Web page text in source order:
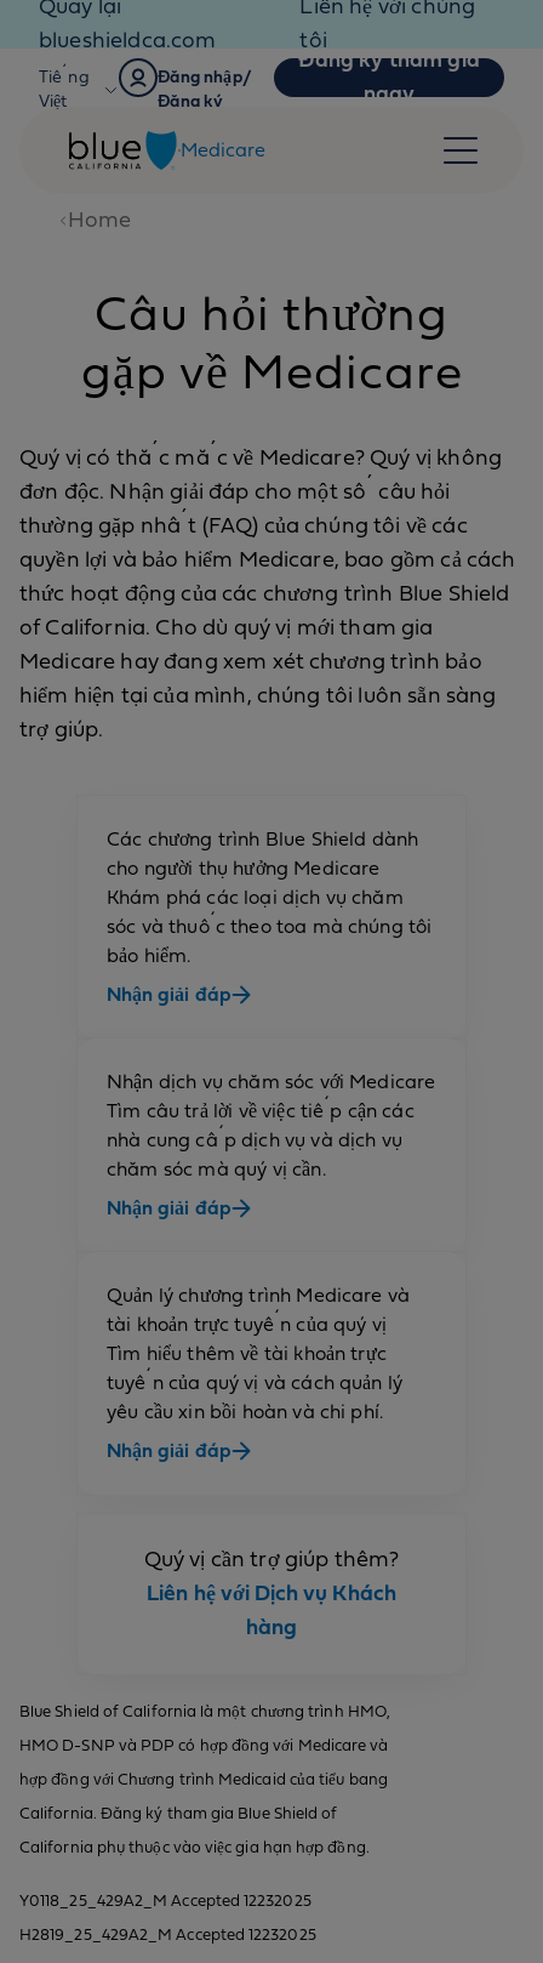
Skip to content
Quay lại
blueshieldca.com
Liên hệ với chúng
tôi
Tiếng
Việt
Đăng nhập/
Đăng ký
Đăng ký tham gia
ngay
Medicare
Home
Câu hỏi thường
gặp về Medicare
Quý vị có thắc mắc về Medicare? Quý vị không
đơn độc. Nhận giải đáp cho một số câu hỏi
thường gặp nhất (FAQ) của chúng tôi về các
quyền lợi và bảo hiểm Medicare, bao gồm cả cách
thức hoạt động của các chương trình Blue Shield
of California. Cho dù quý vị mới tham gia
Medicare hay đang xem xét chương trình bảo
hiểm hiện tại của mình, chúng tôi luôn sẵn sàng
trợ giúp.
Các chương trình Blue Shield dành
cho người thụ hưởng Medicare
Khám phá các loại dịch vụ chăm
sóc và thuốc theo toa mà chúng tôi
bảo hiểm.
Nhận giải đáp
Nhận dịch vụ chăm sóc với Medicare
Tìm câu trả lời về việc tiếp cận các
nhà cung cấp dịch vụ và dịch vụ
chăm sóc mà quý vị cần.
Nhận giải đáp
Quản lý chương trình Medicare và
tài khoản trực tuyến của quý vị
Tìm hiểu thêm về tài khoản trực
tuyến của quý vị và cách quản lý
yêu cầu xin bồi hoàn và chi phí.
Nhận giải đáp
Quý vị cần trợ giúp thêm?
Liên hệ với Dịch vụ Khách
hàng
Blue Shield of California là một chương trình HMO,
HMO D-SNP và PDP có hợp đồng với Medicare và
hợp đồng với Chương trình Medicaid của tiểu bang
California. Đăng ký tham gia Blue Shield of
California phụ thuộc vào việc gia hạn hợp đồng.
Y0118_25_429A2_M Accepted 12232025
H2819_25_429A2_M Accepted 12232025